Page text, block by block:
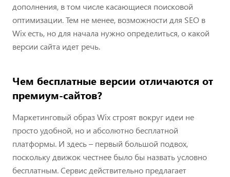
дополнения, в том числе касающиеся поисковой
оптимизации. Тем не менее, возможности для SEO в
Wix есть, но для начала нужно определиться, о какой
версии сайта идет речь.
Чем бесплатные версии отличаются от
премиум-сайтов?
Маркетинговый образ Wix строят вокруг идеи не
просто удобной, но и абсолютно бесплатной
платформы. И здесь – первый большой подвох,
поскольку движок честнее было бы назвать условно
бесплатным. Сервис действительно предлагает